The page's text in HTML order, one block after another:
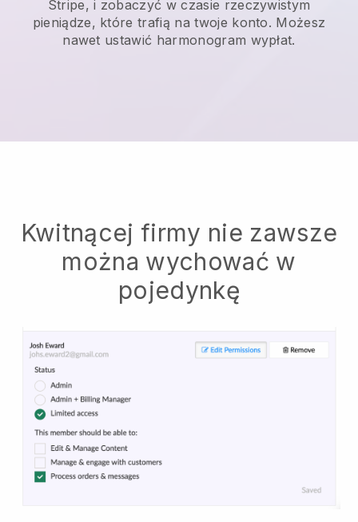
Stripe, i zobaczyć w czasie rzeczywistym
pieniądze, które trafią na twoje konto. Możesz
nawet ustawić harmonogram wypłat.
Kwitnącej firmy nie zawsze
można wychować w
pojedynkę